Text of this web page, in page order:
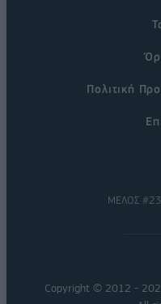
Πολιτική
ΜΕΛΟΣ
Copyright © 2012 -